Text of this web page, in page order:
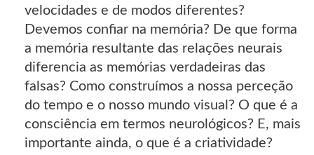
velocidades e de modos diferentes?
Devemos confiar na memória? De que forma
a memória resultante das relações neurais
diferencia as memórias verdadeiras das
falsas? Como construímos a nossa perceção
do tempo e o nosso mundo visual? O que é a
consciência em termos neurológicos? E, mais
importante ainda, o que é a criatividade?